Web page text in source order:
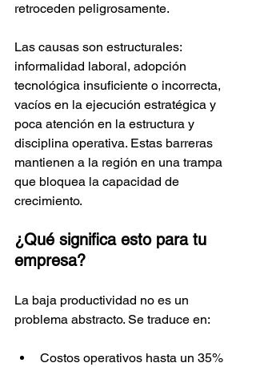
retroceden peligrosamente.​
Las causas son estructurales:
informalidad laboral, adopción
tecnológica insuficiente o incorrecta,
vacíos en la ejecución estratégica y
poca atención en la estructura y
disciplina operativa. Estas barreras
mantienen a la región en una trampa
que bloquea la capacidad de
crecimiento.​
¿Qué significa esto para tu
empresa?
La baja productividad no es un
problema abstracto. Se traduce en:
Costos operativos hasta un 35%